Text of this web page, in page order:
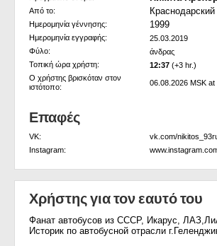
Από το: Краснодарский
Ημερομηνία γέννησης: 1999
Ημερομηνία εγγραφής:
25.03.2019
Φύλο:
άνδρας
Τοπική ώρα χρήστη:
12:37 (+3 hr.)
Ο χρήστης βρισκόταν στον
ιστότοπο:
06.08.2026 MSK at
Επαφές
VK:
vk.com/
Instagram:
Χρήστης για τον εαυτό του
Фанат автобусов из СССР, Икарус,
Историк по автобусной отрасли